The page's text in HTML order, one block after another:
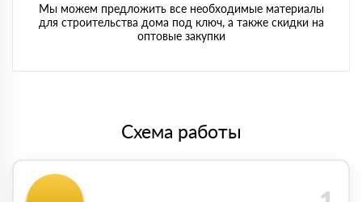
Мы можем предложить все необходимые материалы
для строительства дома под ключ, а также скидки на
оптовые закупки
Схема работы